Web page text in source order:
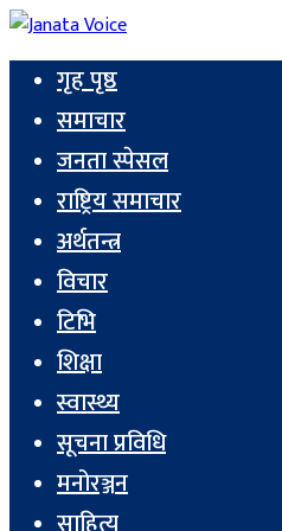
गृह पृष्ठ
समाचार
जनता स्पेसल
राष्ट्रिय समाचार
अर्थतन्त्र
विचार
टिभि
शिक्षा
स्वास्थ्य
सूचना प्रविधि
मनोरञ्जन